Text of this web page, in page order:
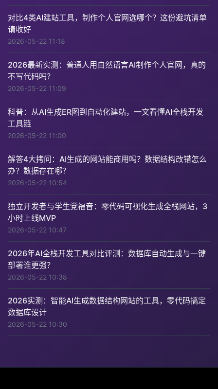
对比4类AI建站工具，制作个人官网选哪个？这份避坑清单
请收好
2026-05-22 11:18
2026最新实测：普通人用自然语言AI制作个人官网，真的
不写代码吗？
2026-05-22 11:09
科普：从AI生成ER图到自动化建站，一文看懂AI全栈开发
工具链
2026-05-22 11:00
解答4大拷问：AI生成的网站能商用吗？数据结构改错怎么
办？数据存在哪？
2026-05-22 10:54
独立开发者与学生党福音：零代码可视化生成全栈网站，3
小时上线MVP
2026-05-22 10:47
2026年AI全栈开发工具对比评测：数据库自动生成与一键
部署谁更强？
2026-05-22 10:38
2026实测：智能AI生成数据结构网站的工具，零代码搞定
数据库设计
2026-05-22 10:30